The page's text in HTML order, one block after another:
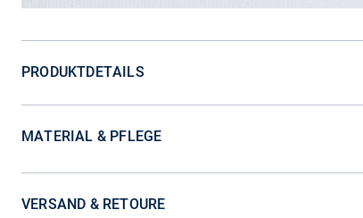
PRODUKTDETAILS
MATERIAL & PFLEGE
VERSAND & RETOURE